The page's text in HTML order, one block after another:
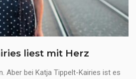
liest mit Herz
Aber bei Katja Tippelt-Kairies ist es